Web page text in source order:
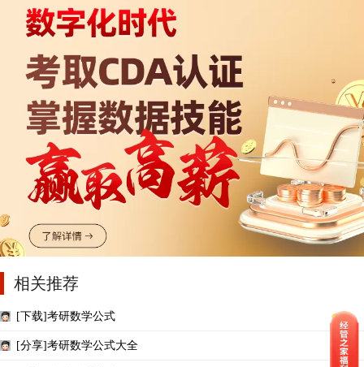
相关推荐
[下载]考研数学公式
[分享]考研数学公式大全